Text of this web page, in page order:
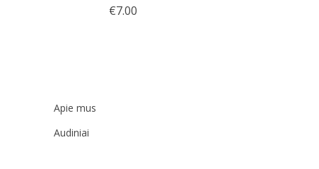
€7.00
Apie mus
Audiniai